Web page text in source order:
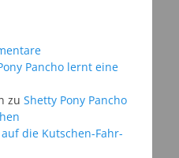
Pancho lernt eine
zu Shetty Pony Pancho
die Kutschen-Fahr-